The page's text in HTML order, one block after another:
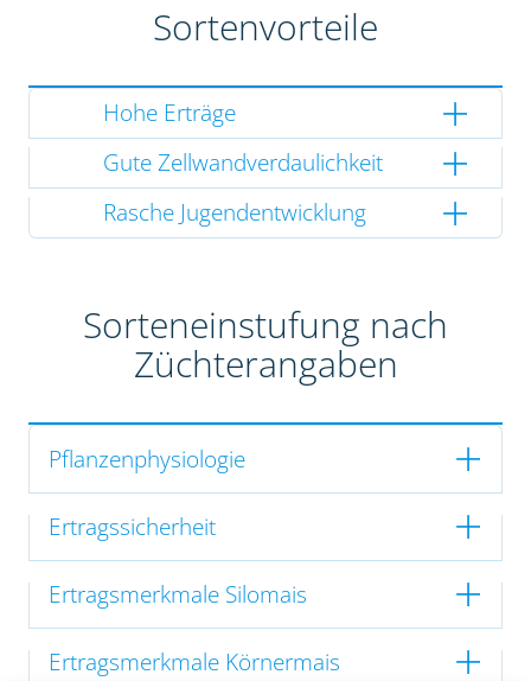
Sortenvorteile
Hohe Erträge
Gute Zellwandverdaulichkeit
Rasche Jugendentwicklung
Sorteneinstufung nach
Züchterangaben
Pflanzenphysiologie
Ertragssicherheit
Ertragsmerkmale Silomais
Ertragsmerkmale Körnermais